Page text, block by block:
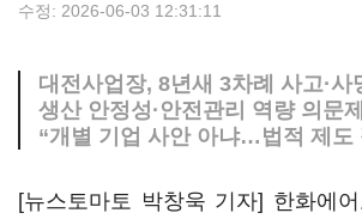
수정: 2026-06-03 12:31:11
대전사업장, 8년새 3차례 사고·사
생산 안정성·안전관리 역량 의문
“개별 기업 사안 아냐…법적 제도
[뉴스토마토 박창욱 기자] 한화에